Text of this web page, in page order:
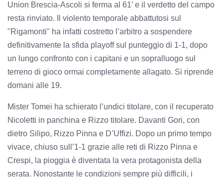
Union Brescia-Ascoli si ferma al 61’ e il verdetto del campo
resta rinviato. Il violento temporale abbattutosi sul
"Rigamonti" ha infatti costretto l’arbitro a sospendere
definitivamente la sfida playoff sul punteggio di 1-1, dopo
un lungo confronto con i capitani e un sopralluogo sul
terreno di gioco ormai completamente allagato. Si riprende
domani alle 19.
Mister Tomei ha schierato l’undici titolare, con il recuperato
Nicoletti in panchina e Rizzo titolare. Davanti Gori, con
dietro Silipo, Rizzo Pinna e D’Uffizi. Dopo un primo tempo
vivace, chiuso sull’1-1 grazie alle reti di Rizzo Pinna e
Crespi, la pioggia è diventata la vera protagonista della
serata. Nonostante le condizioni sempre più difficili, i